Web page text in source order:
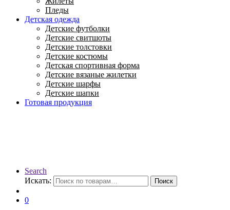
Пледы
Детская одежда
Детские футболки
Детские свитшоты
Детские толстовки
Детские костюмы
Детская спортивная форма
Детские вязаные жилетки
Детские шарфы
Детские шапки
Готовая продукция
Search
Искать:
Поиск
0